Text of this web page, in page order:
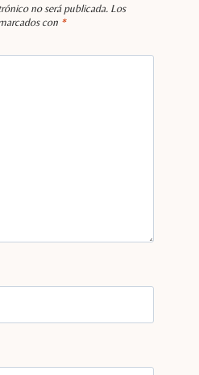
no será publicada. Los
con *